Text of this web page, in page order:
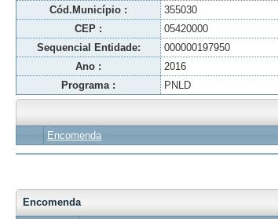
Cód.Município :
355030
CEP :
05420000
Sequencial Entidade:
000000197950
Ano :
2016
Programa :
PNLD
Encomenda
Encomenda